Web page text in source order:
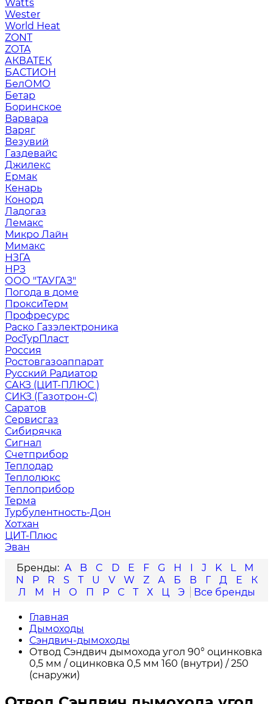
Watts
Wester
World Heat
ZONT
ZOTA
АКВАТЕК
БАСТИОН
БелОМО
Бетар
Боринское
Варвара
Варяг
Везувий
Газдевайс
Джилекс
Ермак
Кенарь
Конорд
Ладогаз
Лемакс
Микро Лайн
Мимакс
НЗГА
НРЗ
ООО "ТАУГАЗ"
Погода в доме
ПроксиТерм
Профресурс
Раско Газэлектроника
РосТурПласт
Россия
Ростовгазоаппарат
Русский Радиатор
САКЗ (ЦИТ-ПЛЮС )
СИКЗ (Газотрон-С)
Саратов
Сервисгаз
Сибирячка
Сигнал
Счетприбор
Теплодар
Теплолюкс
Теплоприбор
Терма
Турбулентность-Дон
Хотхан
ЦИТ-Плюс
Эван
A
B C D E F G H I J K L
M
N
P R S T U V W Z А Б В Г Д Е
К
Л
М Н О П Р С Т Х Ц Э
Главная
Дымоходы
Сэндвич-дымоходы
Отвод Сэндвич дымохода угол 90° оцинковка
0,5 мм / оцинковка 0,5 мм 160 (внутри) / 250
(снаружи)